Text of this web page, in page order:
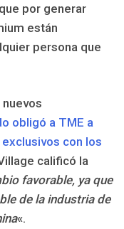
por generar
están
persona que
obligó a TME a
con los
calificó la
favorable, ya que
de la industria de
«.